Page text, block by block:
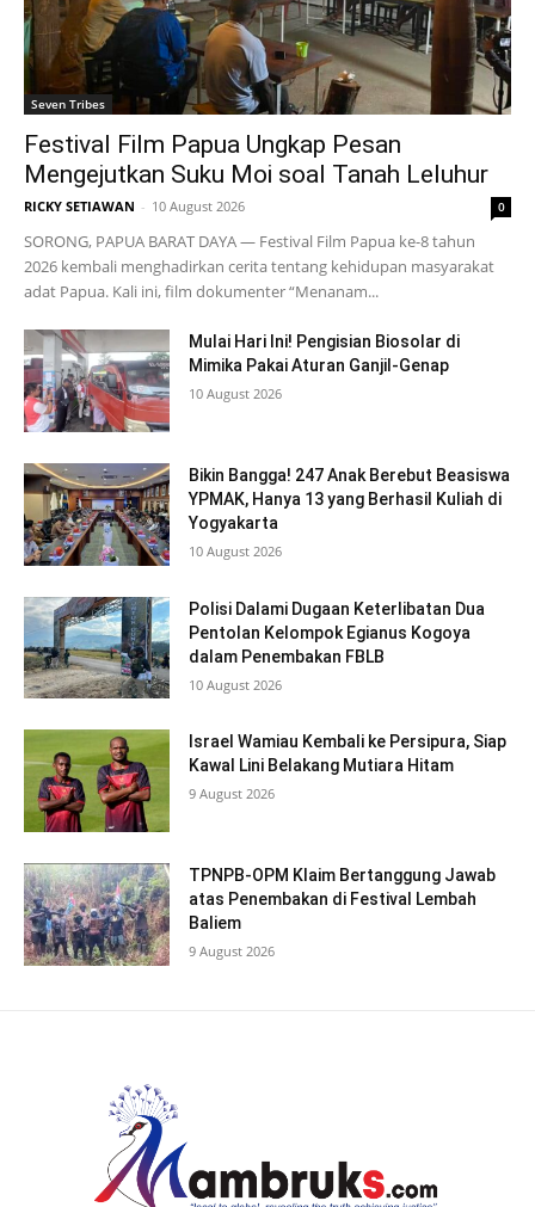
Seven Tribes
Festival Film Papua Ungkap Pesan
Mengejutkan Suku Moi soal Tanah Leluhur
RICKY SETIAWAN - 10 August 2026 0
SORONG, PAPUA BARAT DAYA — Festival Film Papua ke-8 tahun
2026 kembali menghadirkan cerita tentang kehidupan masyarakat
adat Papua. Kali ini, film dokumenter “Menanam...
Mulai Hari Ini! Pengisian Biosolar di
Mimika Pakai Aturan Ganjil-Genap
10 August 2026
Bikin Bangga! 247 Anak Berebut Beasiswa
YPMAK, Hanya 13 yang Berhasil Kuliah di
Yogyakarta
10 August 2026
Polisi Dalami Dugaan Keterlibatan Dua
Pentolan Kelompok Egianus Kogoya
dalam Penembakan FBLB
10 August 2026
Israel Wamiau Kembali ke Persipura, Siap
Kawal Lini Belakang Mutiara Hitam
9 August 2026
TPNPB-OPM Klaim Bertanggung Jawab
atas Penembakan di Festival Lembah
Baliem
9 August 2026